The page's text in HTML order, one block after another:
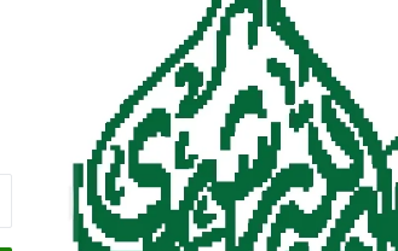
تضخم الأحاديث
0
25.9k